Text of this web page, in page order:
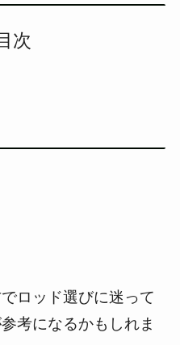
次
ロッド選びに迷って
考になるかもしれま